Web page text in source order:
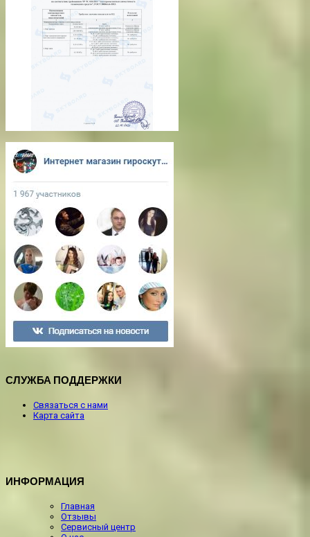
СЛУЖБА ПОДДЕРЖКИ
Связаться с нами
Карта сайта
ИНФОРМАЦИЯ
Главная
Отзывы
Сервисный центр